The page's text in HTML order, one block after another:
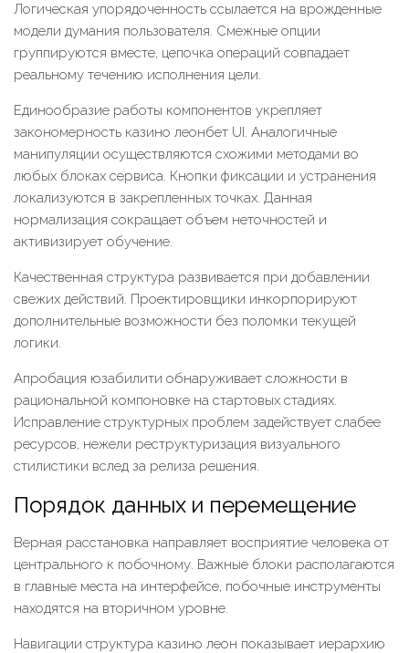
Логическая упорядоченность ссылается на врожденные
модели думания пользователя. Смежные опции
группируются вместе, цепочка операций совпадает
реальному течению исполнения цели.
Единообразие работы компонентов укрепляет
закономерность казино леонбет UI. Аналогичные
манипуляции осуществляются схожими методами во
любых блоках сервиса. Кнопки фиксации и устранения
локализуются в закрепленных точках. Данная
нормализация сокращает объем неточностей и
активизирует обучение.
Качественная структура развивается при добавлении
свежих действий. Проектировщики инкорпорируют
дополнительные возможности без поломки текущей
логики.
Апробация юзабилити обнаруживает сложности в
рациональной компоновке на стартовых стадиях.
Исправление структурных проблем задействует слабее
ресурсов, нежели реструктуризация визуального
стилистики вслед за релиза решения.
Порядок данных и перемещение
Верная расстановка направляет восприятие человека от
центрального к побочному. Важные блоки располагаются
в главные места на интерфейсе, побочные инструменты
находятся на вторичном уровне.
Навигации структура казино леон показывает иерархию